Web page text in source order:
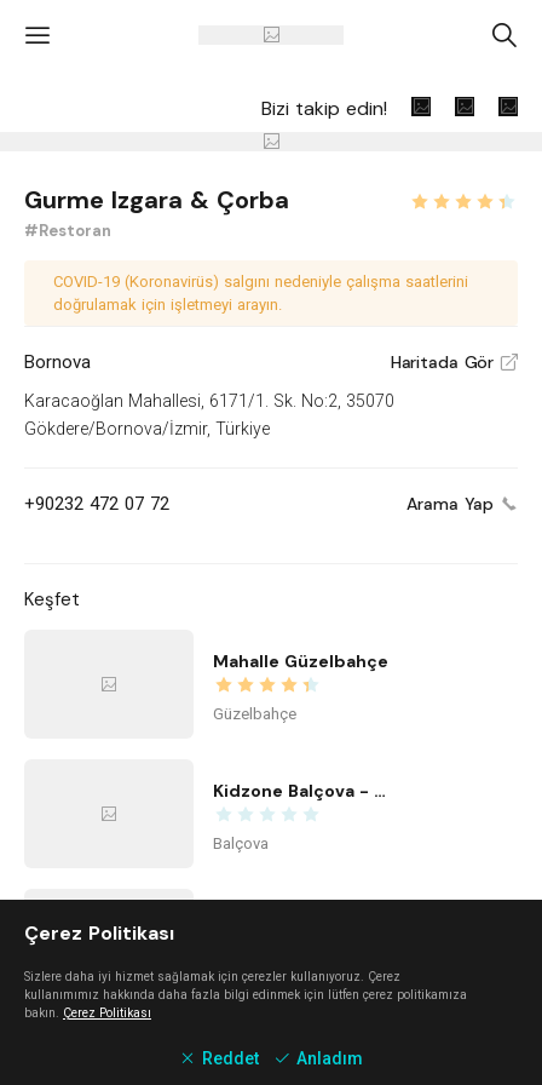
' A
Bizi takip edin!
Gurme Izgara & Çorba
#Restoran
COVID-19 (Koronavirüs) salgını nedeniyle çalışma saatlerini
doğrulamak için işletmeyi arayın.
Bornova Haritada Gör V
Karacaoğlan Mahallesi, 6171/1. Sk. No:2, 35070
Gökdere/Bornova/İzmir, Türkiye
+90232 472 07 72 Arama Yap
Keşfet
Mahalle Güzelbahçe
Güzelbahçe
Kidzone Balçova - Çocuk Gelişim ve Aktivite Merkezi
Balçova
Alaçatı
Center Office
Çerez Politikası
Sizlere daha iyi hizmet sağlamak için çerezler kullanıyoruz. Çerez
kullanımımız hakkında daha fazla bilgi edinmek için lütfen çerez politikamıza
bakın. Çerez Politikası
Reddet Anladım